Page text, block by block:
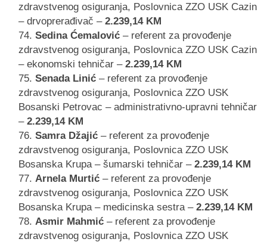
zdravstvenog osiguranja, Poslovnica ZZO USK Cazin
– drvoprerađivač – 2.239,14 KM
Sedina Ćemalović – referent za provođenje
zdravstvenog osiguranja, Poslovnica ZZO USK Cazin
– ekonomski tehničar – 2.239,14 KM
Senada Linić – referent za provođenje
zdravstvenog osiguranja, Poslovnica ZZO USK
Bosanski Petrovac – administrativno-upravni tehničar
– 2.239,14 KM
Samra Džajić – referent za provođenje
zdravstvenog osiguranja, Poslovnica ZZO USK
Bosanska Krupa – šumarski tehničar – 2.239,14 KM
Arnela Murtić – referent za provođenje
zdravstvenog osiguranja, Poslovnica ZZO USK
Bosanska Krupa – medicinska sestra – 2.239,14 KM
Asmir Mahmić – referent za provođenje
zdravstvenog osiguranja, Poslovnica ZZO USK